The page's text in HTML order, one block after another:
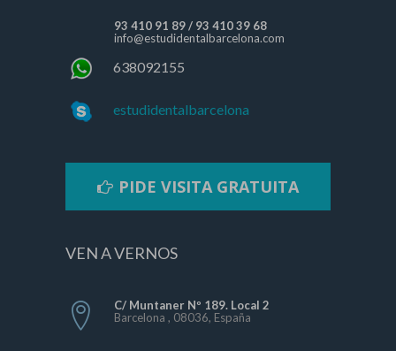
93 410 91 89/ 93 410 39 68
info@estudidentalbarcelona.com
638092155
estudidentalbarcelona
PIDE VISITA GRATUITA
VEN A VERNOS
C/ Muntaner Nº 189. Local 2
Barcelona , 08036, España